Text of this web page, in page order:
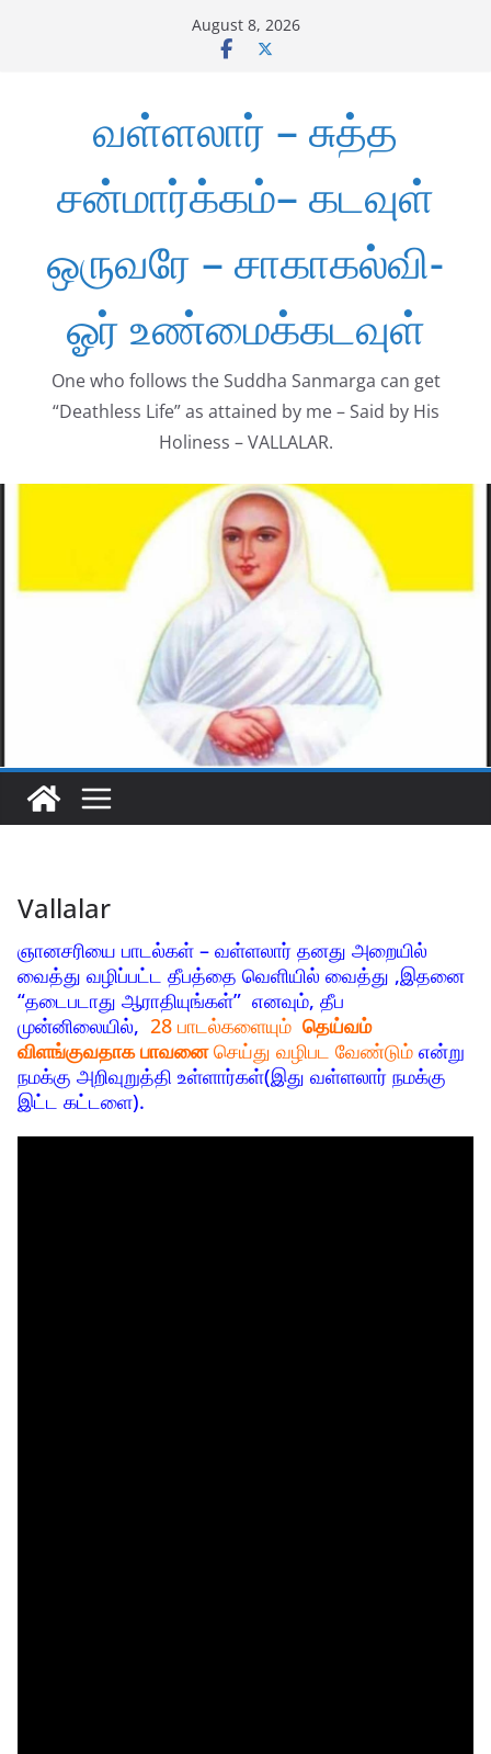
August 8, 2026
வள்ளலார் – சுத்த
சன்மார்க்கம்– கடவுள்
ஒருவரே – சாகாகல்வி-
ஓர் உண்மைக்கடவுள்
One who follows the Suddha Sanmarga can get
“Deathless Life” as attained by me – Said by His
Holiness – VALLALAR.
Vallalar
ஞானசரியை பாடல்கள் – வள்ளலார் தனது அறையில்
வைத்து வழிப்பட்ட தீபத்தை வெளியில் வைத்து ,இதனை
“தடைபடாது ஆராதியுங்கள்” எனவும், தீப
முன்னிலையில், 28 பாடல்களையும் தெய்வம்
விளங்குவதாக பாவனைசெய்து வழிபட வேண்டும் என்று
நமக்கு அறிவுறுத்தி உள்ளார்கள்(இது வள்ளலார் நமக்கு
இட்ட கட்டளை).